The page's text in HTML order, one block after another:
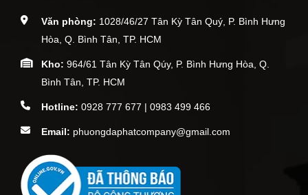
Văn phòng: 1028/46/27 Tân Kỳ Tân Quý, P. Bình Hưng
Hòa, Q. Bình Tân, TP. HCM
Kho: 964/61 Tân Kỳ Tân Qúy, P. Bình Hưng Hòa, Q.
Bình Tân, TP. HCM
Hotline: 0928 777 677 | 0983 499 466
Email: phuongdaphatcompany@gmail.com